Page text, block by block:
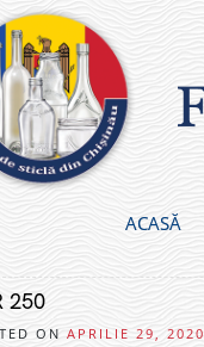
ACASĂ
250
ON APRILIE 29, 2020